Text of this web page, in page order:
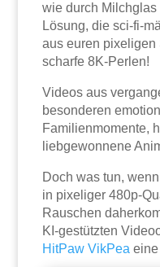
wie durch
Lösung, die sci-fi-
aus euren pixeligen
scharfe 8K-Perlen!
Videos aus
besonderen
Familienmomente,
liebgewonnene
Doch was tun,
in pixeliger 480p-
Rauschen
KI-gestützten
HitPaw VikPea eine